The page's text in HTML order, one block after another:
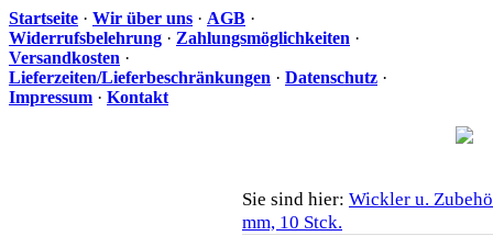
Startseite · Wir über uns · AGB ·
Widerrufsbelehrung · Zahlungsmöglichkeiten ·
Versandkosten ·
Lieferzeiten/Lieferbeschränkungen · Datenschutz ·
Impressum · Kontakt
Sie sind hier: Wickler u.
mm, 10 Stck.